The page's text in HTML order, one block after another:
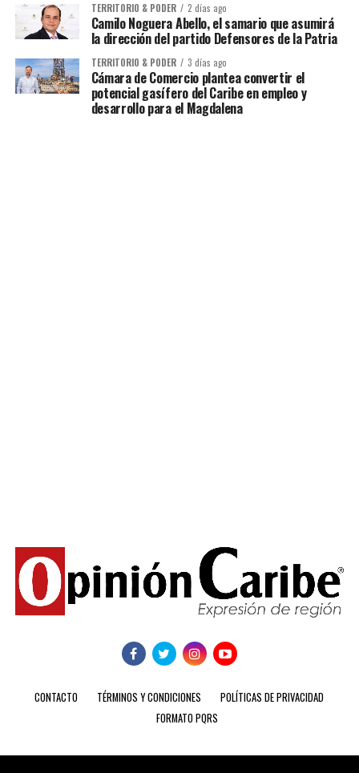
TERRITORIO & PODER 2 días ago
Camilo Noguera Abello, el samario que asumirá
la dirección del partido Defensores de la Patria
TERRITORIO & PODER 3 días ago
Cámara de Comercio plantea convertir el
potencial gasífero del Caribe en empleo y
desarrollo para el Magdalena
CONTACTO TÉRMINOS Y CONDICIONES
POLÍTICAS DE PRIVACIDAD
FORMATO PQRS